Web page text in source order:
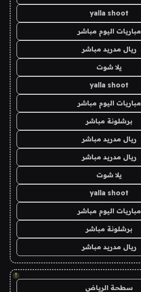
yalla shoot
مباريات اليوم مباشر
ريال مدريد مباشر
يلا شوت
yalla shoot
مباريات اليوم مباشر
برشلونة مباشر
ريال مدريد مباشر
ريال مدريد مباشر
يلا شوت
yalla shoot
مباريات اليوم مباشر
برشلونة مباشر
ريال مدريد مباشر
!
سطحة الرياض